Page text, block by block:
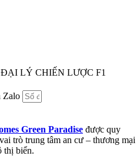
LÝ CHIẾN LƯỢC F1
Zalo
Green Paradise được quy
trò trung tâm an cư – thương mại
thị biển.